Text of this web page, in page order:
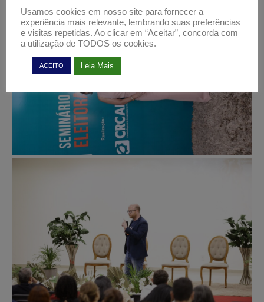
Usamos cookies em nosso site para fornecer a
experiência mais relevante, lembrando suas preferências
e visitas repetidas. Ao clicar em “Aceitar”, concorda com
a utilização de TODOS os cookies.
ACEITO Leia Mais